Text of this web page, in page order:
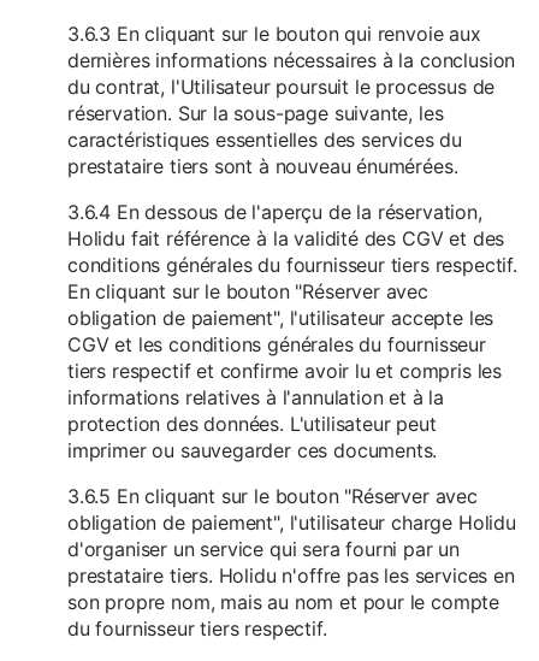
3.6.3 En cliquant sur le bouton qui renvoie aux
dernières informations nécessaires à la conclusion
du contrat, l'Utilisateur poursuit le processus de
réservation. Sur la sous-page suivante, les
caractéristiques essentielles des services du
prestataire tiers sont à nouveau énumérées.
3.6.4 En dessous de l'aperçu de la réservation,
Holidu fait référence à la validité des CGV et des
conditions générales du fournisseur tiers respectif.
En cliquant sur le bouton "Réserver avec
obligation de paiement", l'utilisateur accepte les
CGV et les conditions générales du fournisseur
tiers respectif et confirme avoir lu et compris les
informations relatives à l'annulation et à la
protection des données. L'utilisateur peut
imprimer ou sauvegarder ces documents.
3.6.5 En cliquant sur le bouton "Réserver avec
obligation de paiement", l'utilisateur charge Holidu
d'organiser un service qui sera fourni par un
prestataire tiers. Holidu n'offre pas les services en
son propre nom, mais au nom et pour le compte
du fournisseur tiers respectif.